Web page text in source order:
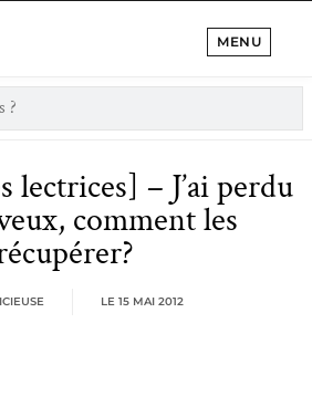
MENU
lectrices] – J’ai perdu
comment les
LE 15 MAI 2012